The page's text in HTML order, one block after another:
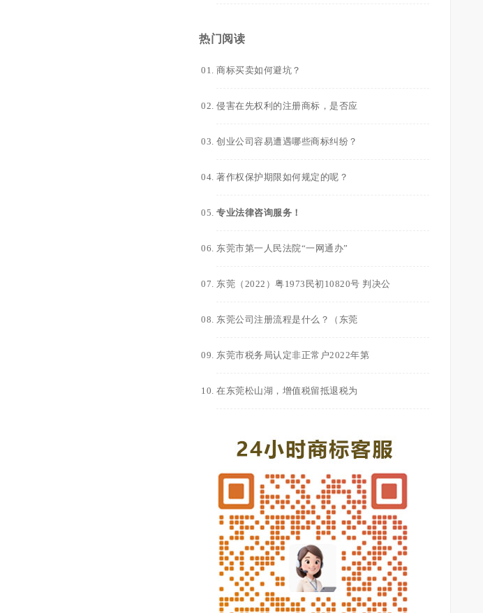
热门阅读
商标买卖如何避坑？
侵害在先权利的注册商标，是否应
创业公司容易遭遇哪些商标纠纷？
著作权保护期限如何规定的呢？
专业法律咨询服务！
东莞市第一人民法院“一网通办”
东莞（2022）粤1973民初10820号 判决公
东莞公司注册流程是什么？（东莞
东莞市税务局认定非正常户2022年第
在东莞松山湖，增值税留抵退税为